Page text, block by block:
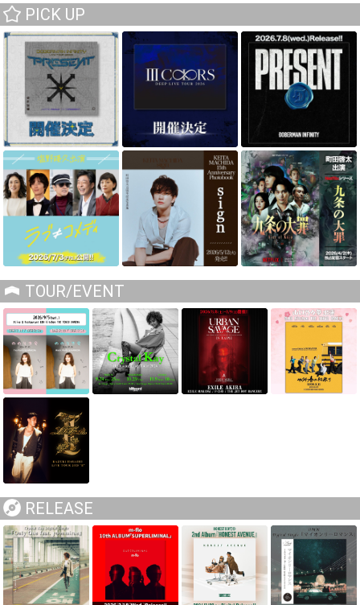
PICK UP
TOUR/EVENT
RELEASE